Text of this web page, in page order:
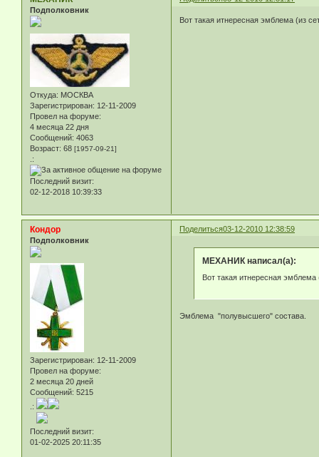
Подполковник
Откуда: МОСКВА
Зарегистрирован: 12-11-2009
Провел на форуме:
4 месяца 22 дня
Сообщений: 4063
Возраст: 68 [1957-09-21]
.:
Последний визит:
02-12-2018 10:39:33
Вот такая итнересная эмблема (из
Поделиться03-12-2010 12:38:59
Кондор
Подполковник
Зарегистрирован: 12-11-2009
Провел на форуме:
2 месяца 20 дней
Сообщений: 5215
.:
Последний визит:
01-02-2025 20:11:35
МЕХАНИК написал(а):
Вот такая итнересная эмблема
Эмблема "полувысшего" состава.